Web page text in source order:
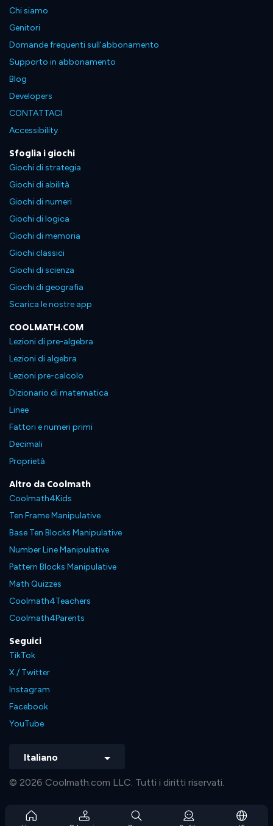
Chi siamo
Genitori
Domande frequenti sull'abbonamento
Supporto in abbonamento
Blog
Developers
CONTATTACI
Accessibility
Sfoglia i giochi
Giochi di strategia
Giochi di abilità
Giochi di numeri
Giochi di logica
Giochi di memoria
Giochi classici
Giochi di scienza
Giochi di geografia
Scarica le nostre app
COOLMATH.COM
Lezioni di pre-algebra
Lezioni di algebra
Lezioni pre-calcolo
Dizionario di matematica
Linee
Fattori e numeri primi
Decimali
Proprietà
Altro da Coolmath
Coolmath4Kids
Ten Frame Manipulative
Base Ten Blocks Manipulative
Number Line Manipulative
Pattern Blocks Manipulative
Math Quizzes
Coolmath4Teachers
Coolmath4Parents
Seguici
TikTok
X / Twitter
Instagram
Facebook
YouTube
Italiano
© 2026 Coolmath.com LLC. Tutti i diritti riservati.